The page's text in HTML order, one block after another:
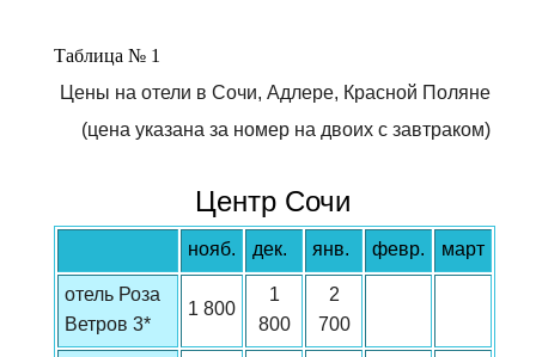
Таблица № 1
Цены на отели в Сочи, Адлере, Красной Поляне
(цена указана за номер на двоих с завтраком)
Центр Сочи
нояб. дек. янв. февр. март
отель Роза
Ветров 3*
1 800
1
800
2
700